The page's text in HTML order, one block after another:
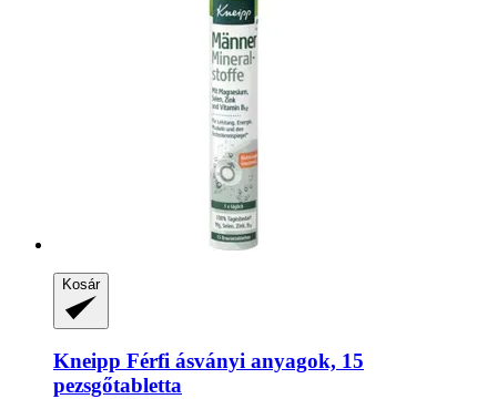
Kosár
Kneipp Férfi ásványi anyagok, 15
pezsgőtabletta